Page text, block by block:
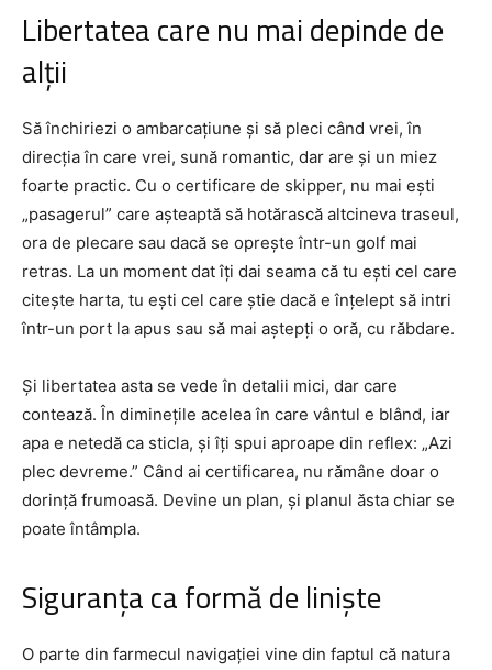
Libertatea care nu mai depinde de
alții
Să închiriezi o ambarcațiune și să pleci când vrei, în
direcția în care vrei, sună romantic, dar are și un miez
foarte practic. Cu o certificare de skipper, nu mai ești
„pasagerul” care așteaptă să hotărască altcineva traseul,
ora de plecare sau dacă se oprește într-un golf mai
retras. La un moment dat îți dai seama că tu ești cel care
citește harta, tu ești cel care știe dacă e înțelept să intri
într-un port la apus sau să mai aștepți o oră, cu răbdare.
Și libertatea asta se vede în detalii mici, dar care
contează. În diminețile acelea în care vântul e blând, iar
apa e netedă ca sticla, și îți spui aproape din reflex: „Azi
plec devreme.” Când ai certificarea, nu rămâne doar o
dorință frumoasă. Devine un plan, și planul ăsta chiar se
poate întâmpla.
Siguranța ca formă de liniște
O parte din farmecul navigației vine din faptul că natura